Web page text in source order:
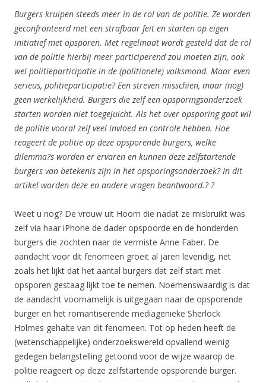
Burgers kruipen steeds meer in de rol van de politie. Ze worden
geconfronteerd met een strafbaar feit en starten op eigen
initiatief met opsporen. Met regelmaat wordt gesteld dat de rol
van de politie hierbij meer participerend zou moeten zijn, ook
wel politieparticipatie in de (politionele) volksmond. Maar even
serieus, politieparticipatie? Een streven misschien, maar (nog)
geen werkelijkheid. Burgers die zelf een opsporingsonderzoek
starten worden niet toegejuicht. Als het over opsporing gaat wil
de politie vooral zelf veel invloed en controle hebben. Hoe
reageert de politie op deze opsporende burgers, welke
dilemma?s worden er ervaren en kunnen deze zelfstartende
burgers van betekenis zijn in het opsporingsonderzoek? In dit
artikel worden deze en andere vragen beantwoord.? ?
Weet u nog? De vrouw uit Hoorn die nadat ze misbruikt was
zelf via haar iPhone de dader opspoorde en de honderden
burgers die zochten naar de vermiste Anne Faber. De
aandacht voor dit fenomeen groeit al jaren levendig, net
zoals het lijkt dat het aantal burgers dat zelf start met
opsporen gestaag lijkt toe te nemen. Noemenswaardig is dat
de aandacht voornamelijk is uitgegaan naar de opsporende
burger en het romantiserende mediagenieke Sherlock
Holmes gehalte van dit fenomeen. Tot op heden heeft de
(wetenschappelijke) onderzoekswereld opvallend weinig
gedegen belangstelling getoond voor de wijze waarop de
politie reageert op deze zelfstartende opsporende burger.